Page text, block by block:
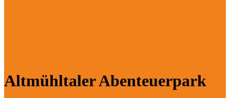
Altmühltaler Abenteuerpark